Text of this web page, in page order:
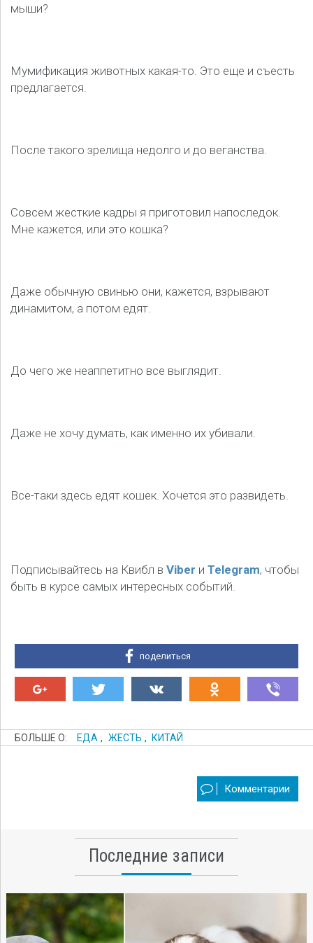
мыши?
Мумификация животных какая-то. Это еще и съесть
предлагается.
После такого зрелища недолго и до веганства.
Совсем жесткие кадры я приготовил напоследок.
Мне кажется, или это кошка?
Даже обычную свинью они, кажется, взрывают
динамитом, а потом едят.
До чего же неаппетитно все выглядит.
Даже не хочу думать, как именно их убивали.
Все-таки здесь едят кошек. Хочется это развидеть.
Подписывайтесь на Квибл в Viber и Telegram, чтобы
быть в курсе самых интересных событий.
поделиться
БОЛЬШЕ О: ЕДА , ЖЕСТЬ , КИТАЙ
Комментарии
Последние записи